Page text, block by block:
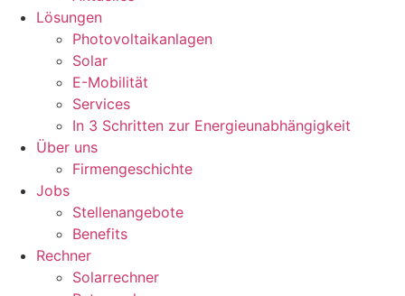
Lösungen
Photovoltaikanlagen
Solar
E-Mobilität
Services
In 3 Schritten zur Energieunabhängigkeit
Über uns
Firmengeschichte
Jobs
Stellenangebote
Benefits
Rechner
Solarrechner